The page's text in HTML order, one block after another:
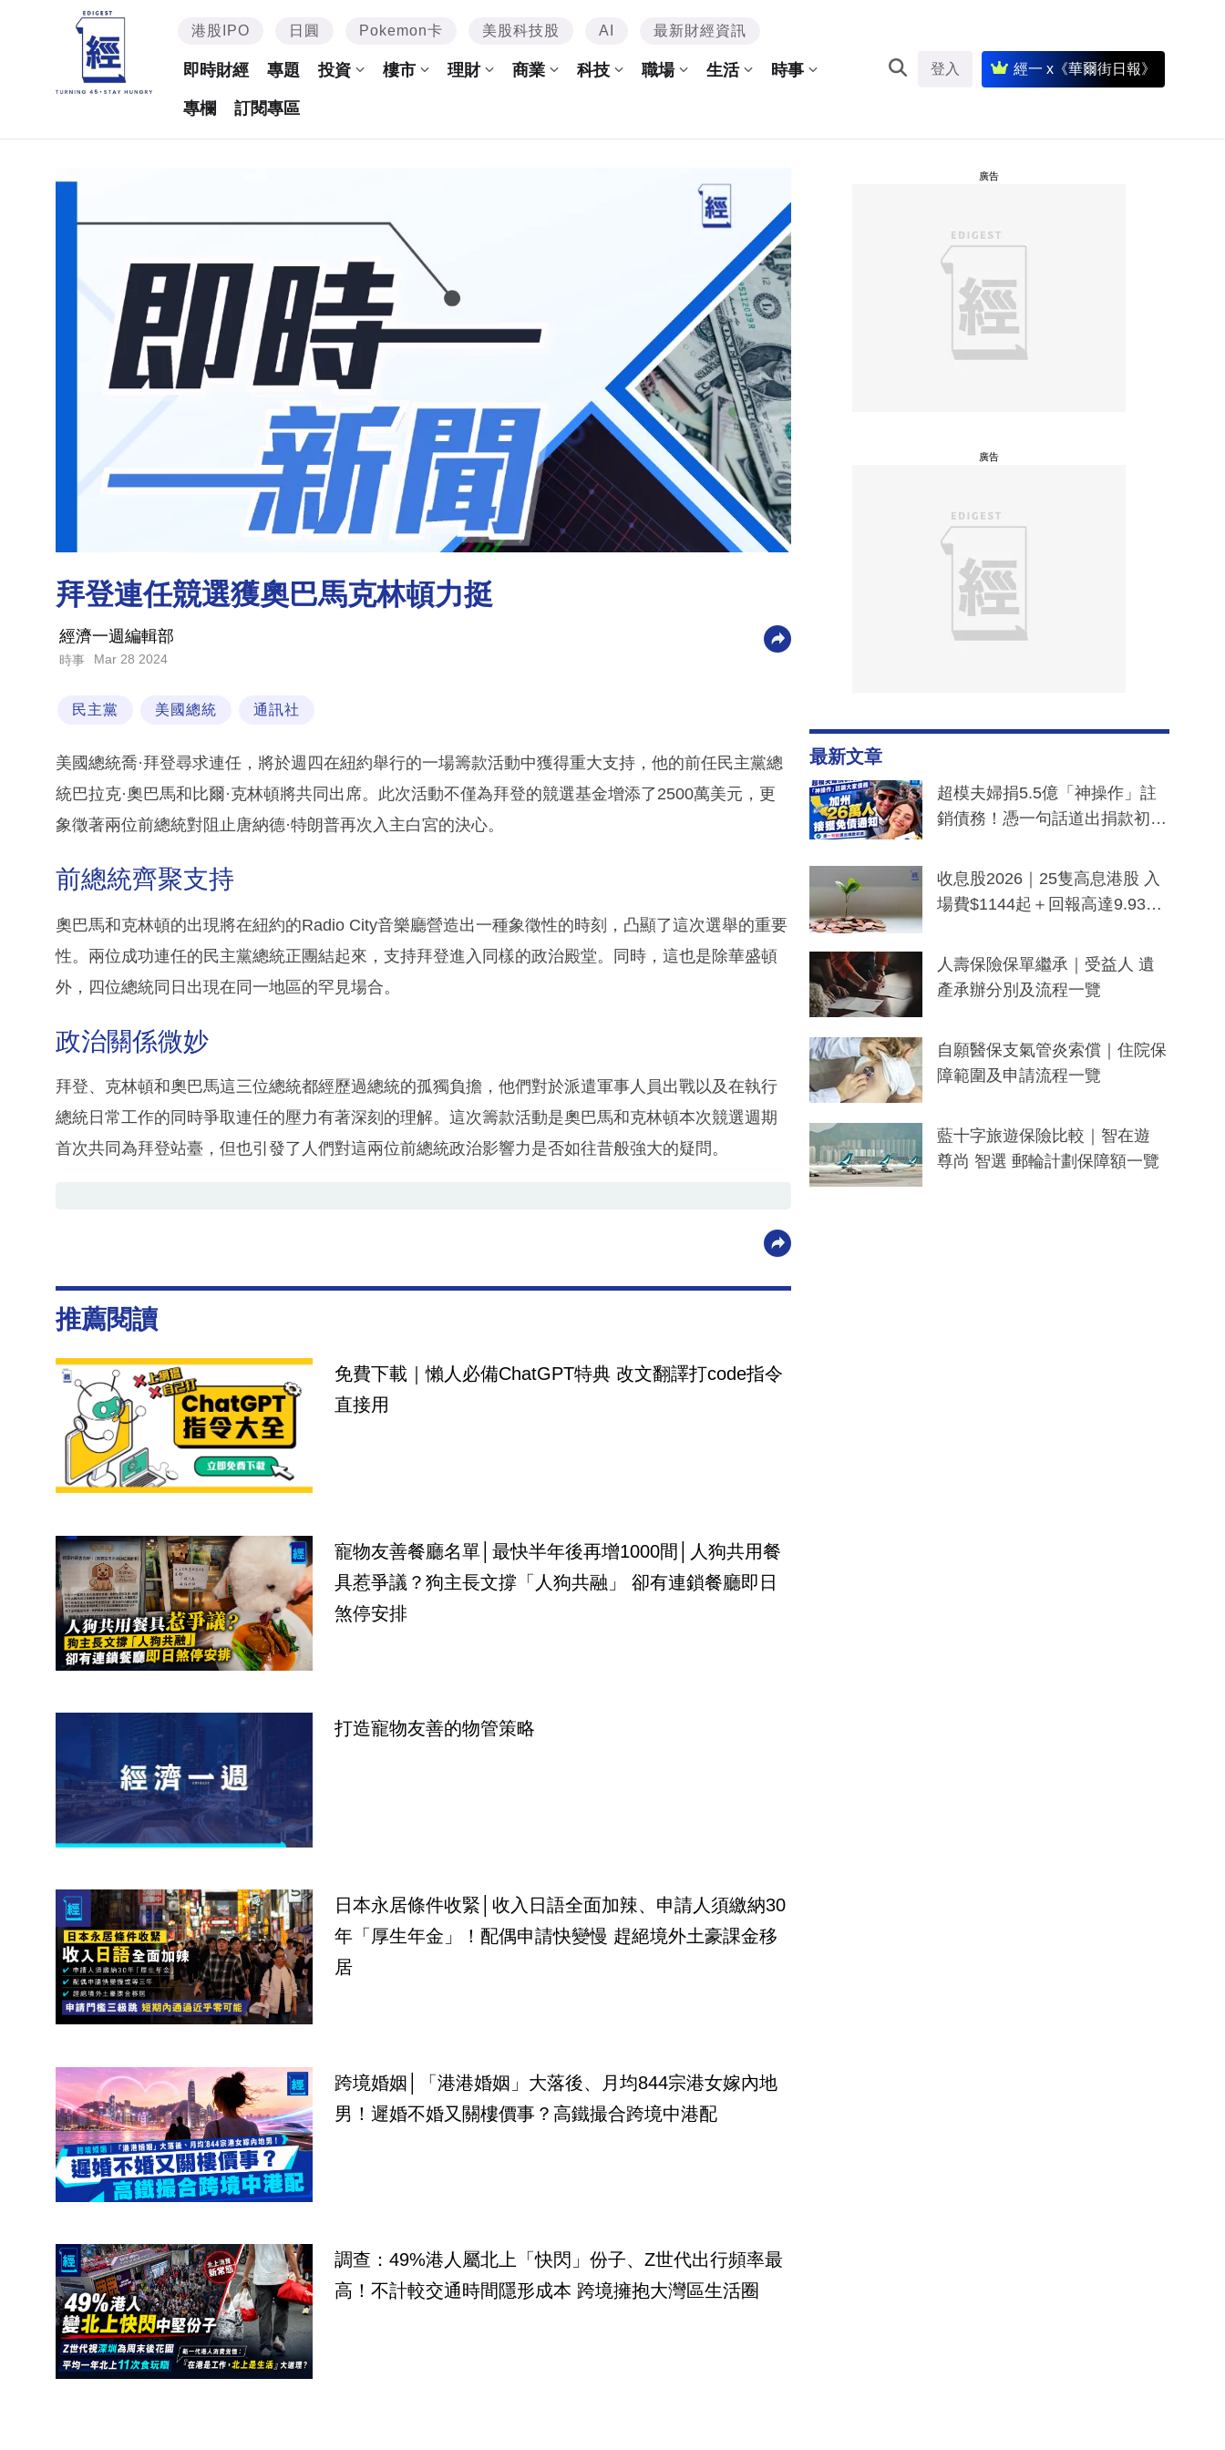
港股IPO 日圓 Pokemon卡 美股科技股 AI 最新財經資訊
即時財經 專題 投資 樓市 理財 商業 科技 職場 生活 時事
專欄 訂閱專區
登入 經一 x《華爾街日報》
拜登連任競選獲奧巴馬克林頓力挺
經濟一週編輯部
時事 Mar 28 2024
民主黨 美國總統 通訊社
美國總統喬·拜登尋求連任，將於週四在紐約舉行的一場籌款活動中獲得重大支持，他的前任民主黨總
統巴拉克·奧巴馬和比爾·克林頓將共同出席。此次活動不僅為拜登的競選基金增添了2500萬美元，更
象徵著兩位前總統對阻止唐納德·特朗普再次入主白宮的決心。
前總統齊聚支持
奧巴馬和克林頓的出現將在紐約的Radio City音樂廳營造出一種象徵性的時刻，凸顯了這次選舉的重要
性。兩位成功連任的民主黨總統正團結起來，支持拜登進入同樣的政治殿堂。同時，這也是除華盛頓
外，四位總統同日出現在同一地區的罕見場合。
政治關係微妙
拜登、克林頓和奧巴馬這三位總統都經歷過總統的孤獨負擔，他們對於派遣軍事人員出戰以及在執行
總統日常工作的同時爭取連任的壓力有著深刻的理解。這次籌款活動是奧巴馬和克林頓本次競選週期
首次共同為拜登站臺，但也引發了人們對這兩位前總統政治影響力是否如往昔般強大的疑問。
推薦閱讀
免費下載｜懶人必備ChatGPT特典 改文翻譯打code指令
直接用
寵物友善餐廳名單│最快半年後再增1000間│人狗共用餐
具惹爭議？狗主長文撐「人狗共融」 卻有連鎖餐廳即日
煞停安排
打造寵物友善的物管策略
日本永居條件收緊│收入日語全面加辣、申請人須繳納30
年「厚生年金」！配偶申請快變慢 趕絕境外土豪課金移
居
跨境婚姻│「港港婚姻」大落後、月均844宗港女嫁內地
男！遲婚不婚又關樓價事？高鐵撮合跨境中港配
調查：49%港人屬北上「快閃」份子、Z世代出行頻率最
高！不計較交通時間隱形成本 跨境擁抱大灣區生活圈
廣告
廣告
最新文章
超模夫婦捐5.5億「神操作」註
銷債務！憑一句話道出捐款初
一度被誤當詐騙手段
收息股2026｜25隻高息港股 入
場費$1144起＋回報高達9.93
人壽保險保單繼承｜受益人 遺
產承辦分別及流程一覽
自願醫保支氣管炎索償｜住院保
障範圍及申請流程一覽
藍十字旅遊保險比較｜智在遊
尊尚 智選 郵輪計劃保障額一覽